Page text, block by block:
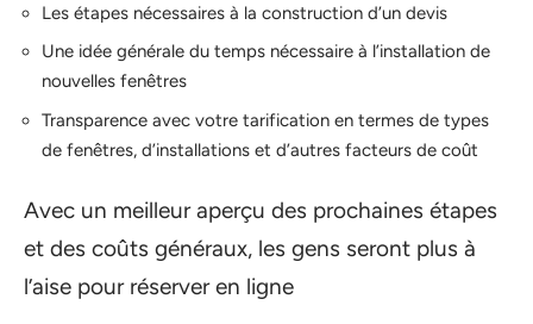
Les étapes nécessaires à la construction d’un devis
Une idée générale du temps nécessaire à l’installation de
nouvelles fenêtres
Transparence avec votre tarification en termes de types
de fenêtres, d’installations et d’autres facteurs de coût
Avec un meilleur aperçu des prochaines étapes
et des coûts généraux, les gens seront plus à
l’aise pour réserver en ligne